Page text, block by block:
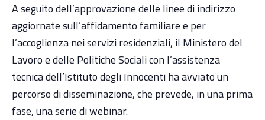
A seguito dell’approvazione delle linee di indirizzo
aggiornate sull’affidamento familiare e per
l’accoglienza nei servizi residenziali, il Ministero del
Lavoro e delle Politiche Sociali con l’assistenza
tecnica dell’Istituto degli Innocenti ha avviato un
percorso di disseminazione, che prevede, in una prima
fase, una serie di webinar.